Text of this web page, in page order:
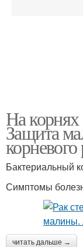
На
Защита
корневого
Бактериальный
Симптомы
читать дальше →